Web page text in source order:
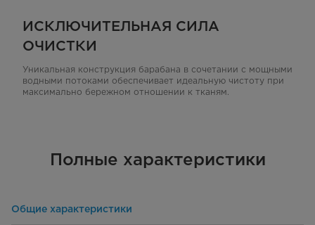
ИСКЛЮЧИТЕЛЬНАЯ СИЛА
ОЧИСТКИ
Уникальная конструкция барабана в сочетании с мощными
водными потоками обеспечивает идеальную чистоту при
максимально бережном отношении к тканям.
Полные характеристики
Общие характеристики